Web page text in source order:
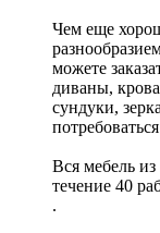
Чем еще
можете
диваны,
сундуки,
Вся мебель из
течение 40
.